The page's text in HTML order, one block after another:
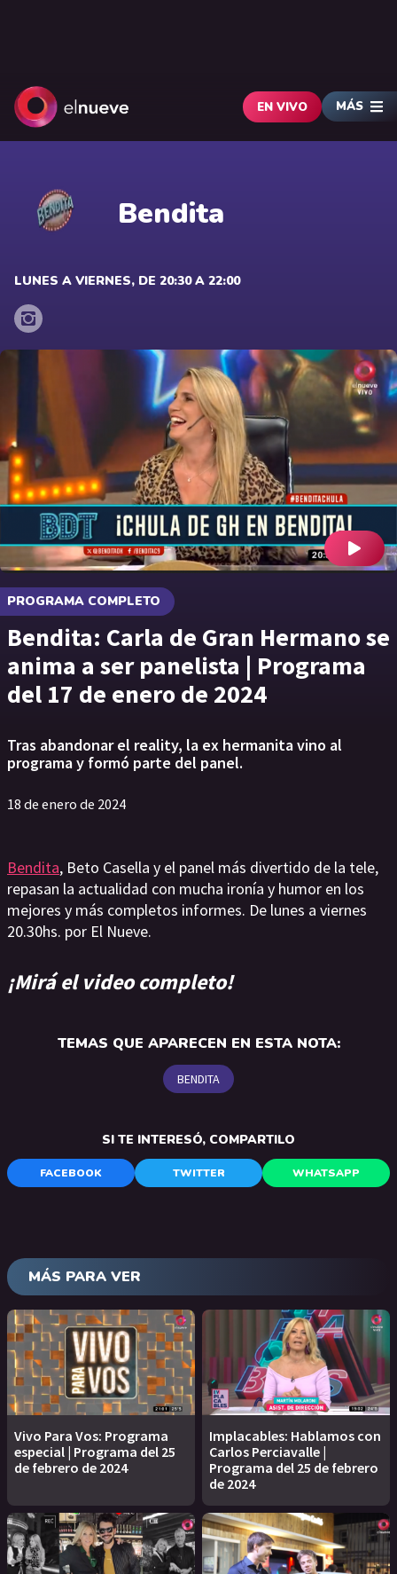
EN VIVO MÁS
Bendita
LUNES A VIERNES, DE 20:30 A 22:00
PROGRAMA COMPLETO
Bendita: Carla de Gran Hermano se
anima a ser panelista | Programa
del 17 de enero de 2024
Tras abandonar el reality, la ex hermanita vino al
programa y formó parte del panel.
18 de enero de 2024
Bendita, Beto Casella y el panel más divertido de la tele,
repasan la actualidad con mucha ironía y humor en los
mejores y más completos informes. De lunes a viernes
20.30hs. por El Nueve.
¡Mirá el video completo!
TEMAS QUE APARECEN EN ESTA NOTA:
BENDITA
SI TE INTERESÓ, COMPARTILO
FACEBOOK TWITTER WHATSAPP
MÁS PARA VER
Vivo Para Vos: Programa
especial | Programa del 25
de febrero de 2024
Implacables: Hablamos con
Carlos Perciavalle |
Programa del 25 de febrero
de 2024